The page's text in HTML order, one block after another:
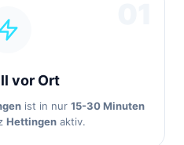
vor Ort
ist in nur 15-30 Minuten
Hettingen aktiv.